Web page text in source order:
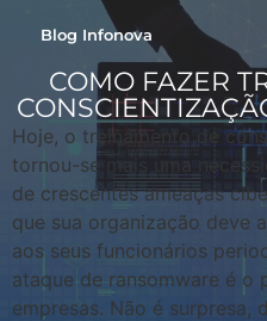
Blog Infonova
COMO FAZER
Hoje, o treinamento de
tornou-se mais uma
de crescentes ameaças
que sua organização deve
aos seus funcionários
ataque de ransomware é o
empresas. Não é surpresa,